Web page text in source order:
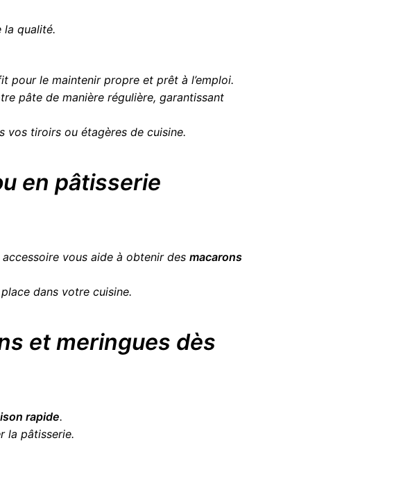
la qualité.
pour le maintenir propre et prêt à l’emploi.
pâte de manière régulière, garantissant
vos tiroirs ou étagères de cuisine.
en pâtisserie
vous aide à obtenir des macarons
dans votre cuisine.
et meringues dès
rapide.
la pâtisserie.